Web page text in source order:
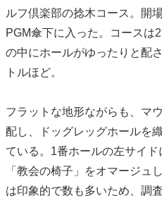
ルフ倶楽部の捻木コース。開
PGM傘下に入った。コースは
の中にホールがゆったりと配
トルほど。
フラットな地形ながらも、マ
配し、ドッグレッグホールを
ている。1番ホールの左サイ
「教会の椅子」をオマージュ
は印象的で数も多いため、調